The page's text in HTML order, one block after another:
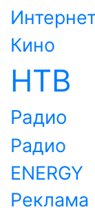
Кино
НТВ
Радио
Радио
ENERGY
Реклама